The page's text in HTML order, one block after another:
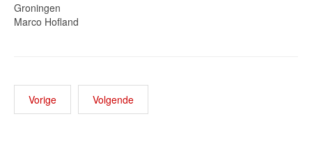
Groningen
Marco Hofland
Vorige Volgende